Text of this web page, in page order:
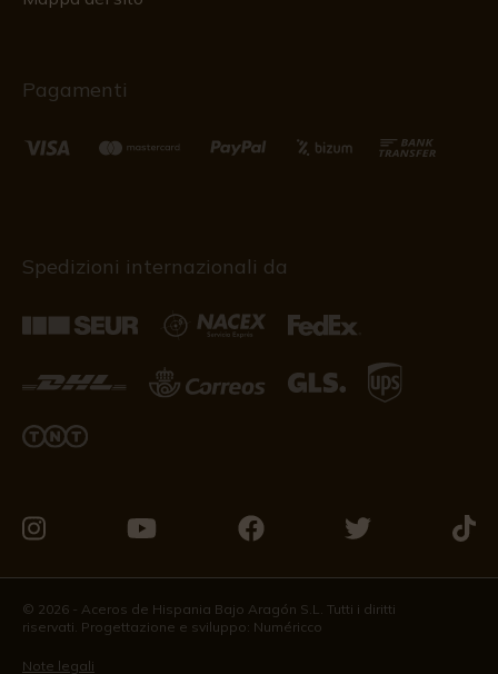
Pagamenti
Spedizioni internazionali da
a
trovarci
su
Instagram
a
trovarci
su
a
trovarci
su
a
trovarci
a
© 2026 - Aceros de Hispania Bajo Aragón S.L. Tutti i diritti
riservati. Progettazione e sviluppo: Numéricco
Note legali